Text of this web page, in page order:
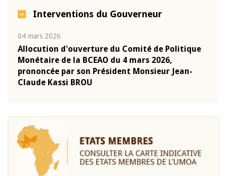
Interventions du Gouverneur
04 mars 2026
Allocution d'ouverture du Comité de Politique
Monétaire de la BCEAO du 4 mars 2026,
prononcée par son Président Monsieur Jean-
Claude Kassi BROU